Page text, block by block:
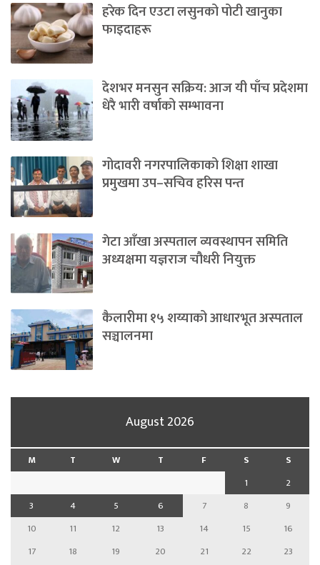
हरेक दिन एउटा लसुनको पोटी खानुका
फाइदाहरू
देशभर मनसुन सक्रिय: आज यी पाँच प्रदेशमा
धेरै भारी वर्षाको सम्भावना
गोदावरी नगरपालिकाको शिक्षा शाखा
प्रमुखमा उप–सचिव हरिस पन्त
गेटा आँखा अस्पताल व्यवस्थापन समिति
अध्यक्षमा यज्ञराज चौधरी नियुक्त
कैलारीमा १५ शय्याको आधारभूत अस्पताल
सञ्चालनमा
August 2026
M T W T F S
S
1
2
3
4 5 6 7 8
9
10
11 12 13 14 15
16
17
18 19 20 21 22
23